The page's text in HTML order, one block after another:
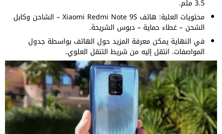
3.5 ملم.
محتويات العلبة: هاتف Xiaomi Redmi Note 9S – الشاحن وكابل
الشحن – غطاء حماية – دبوس الشريحة.
في النهاية يمكن معرفة المزيد حول الهاتف بواسطة جدول
المواصفات. انتقل إليه من شريط التنقل العلوي.